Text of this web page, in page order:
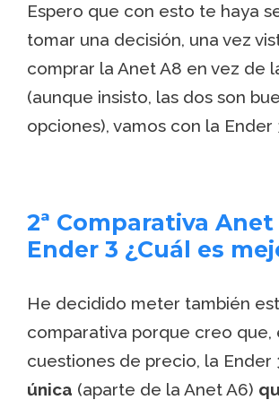
Espero que con esto te haya
tomar una decisión, una vez
comprar la Anet A8 en vez de
(aunque insisto, las dos son
opciones), vamos con la Ender
2ª Comparativa Anet
Ender 3 ¿Cuál es
He decidido meter también
comparativa porque creo que,
cuestiones de precio, la Ender
única (aparte de la Anet A6)